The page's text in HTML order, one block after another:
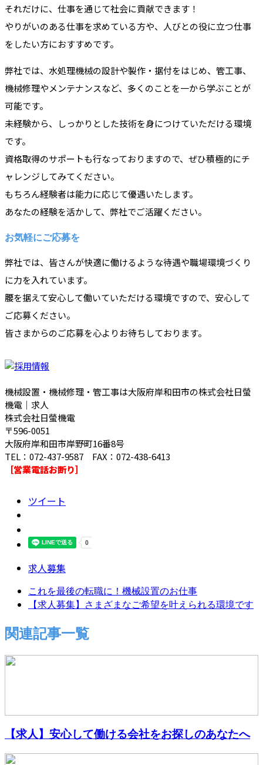
それだけに、仕事を通じて社会に貢献できます！
やりがいのある仕事を求めている方や、人びとの役に立つ仕事
をしたい方におすすめです。
弊社では、水処理機械の設計や製作・据付をはじめ、管工事、
機械修理やメンテナンスなど、多くのことを一から学ぶことが
可能です。
未経験から、しっかりとした技術を身につけていただける環境
です。
資格取得のサポートも行なっておりますので、ぜひ積極的にチ
ャレンジしてみてください。
もちろん経験者は能力に応じて優遇いたします。
あなたの経験を活かして、弊社でご活躍ください。
お気軽にご応募を
弊社では、皆さんが快適に働けるような待遇や職場環境づくり
に力を入れています。
腰を据えて安心して働いていただける環境ですので、安心して
ご応募ください。
皆さまからのご応募を心よりお待ちしております。
機械設置・機械修理・管工事は大阪府岸和田市の株式会社日螢
機電｜求人
株式会社日螢機電
〒596-0051
大阪府岸和田市岸野町16番8号
TEL：072-437-9587 FAX：072-438-6413
［営業電話お断り］
ツイート
求人募集
これを最後の転職に！機械設置のお仕事
【求人募集】さまざまなご希望を叶えられる環境です
関連記事一覧
【求人】安心して働ける会社をお探しのあなたへ